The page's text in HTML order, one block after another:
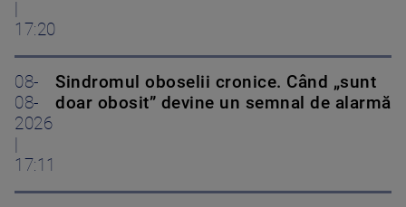
17:20
08-
08-
2026
17:11
Sindromul oboselii cronice. Când „sunt
doar obosit” devine un semnal de alarmă